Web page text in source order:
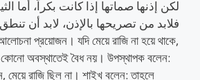
لكن إذنها صماتها إذا كانت بكراً، أما
فلابد من تصريحها بالإذن، لابد أن
প্রয়োজন। যদি মেয়ে রাজি না হয়ে থাকে,
কোনো অবস্থাতেই বৈধ নয়। উপস্থাপক বলেন:
মেয়ে রাজি ছিল না। শাইখ বলেন: তাহলে